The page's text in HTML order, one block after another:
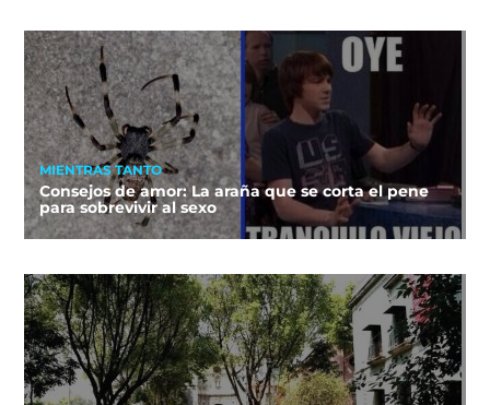
MIENTRAS TANTO
Consejos de amor: La araña que se corta el pene
para sobrevivir al sexo